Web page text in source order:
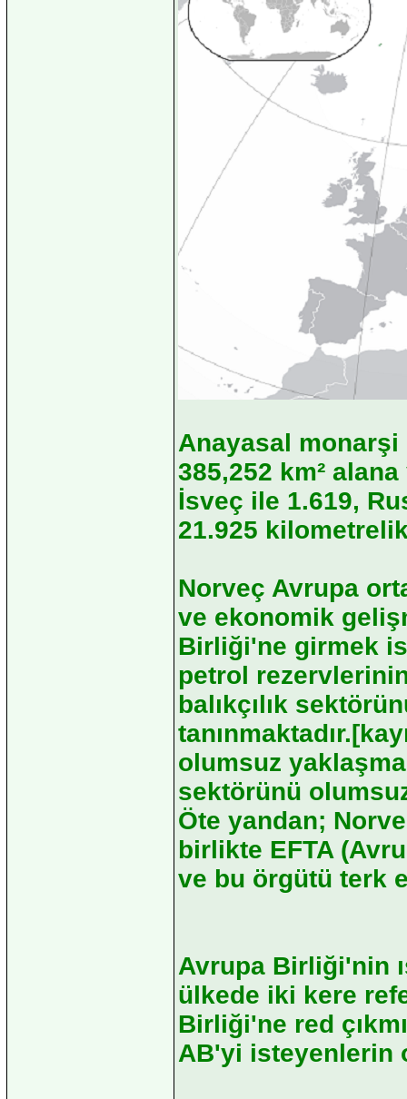
Anayasal
385,252 km²
İsveç ile 1.619,
21.925
Norveç Avrupa
ve ekonomik
Birliği'ne girmek
petrol
balıkçılık
olumsuz
sektörünü
Öte yandan;
birlikte EFTA
ve bu örgütü terk
Avrupa Birliği'nin
ülkede iki kere
Birliği'ne red
AB'yi isteyenlerin